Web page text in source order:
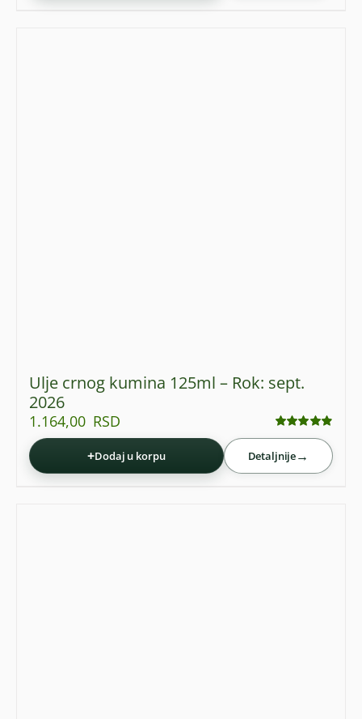
Ulje crnog kumina 125ml – Rok: sept.
2026
Ocenjeno
sa 4.88
1.164,00 RSD
+Dodaj u korpu Detaljnije→